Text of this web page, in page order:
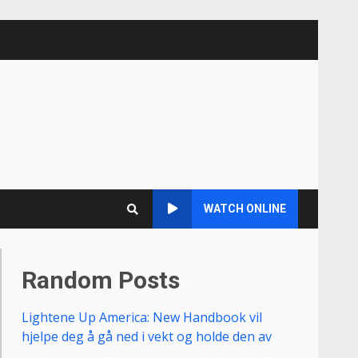
WATCH ONLINE
Random Posts
Lightene Up America: New Handbook vil
hjelpe deg å gå ned i vekt og holde den av